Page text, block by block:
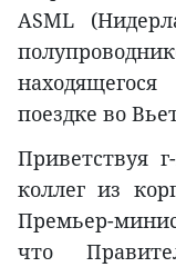
ASML
поездке во
Приветствуя
коллег из
Премьер-
что